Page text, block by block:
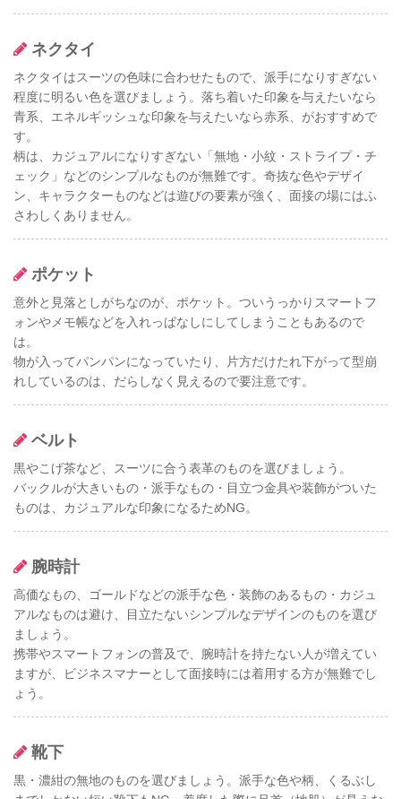
ネクタイ
ネクタイはスーツの色味に合わせたもので、派手になりすぎない
程度に明るい色を選びましょう。落ち着いた印象を与えたいなら
青系、エネルギッシュな印象を与えたいなら赤系、がおすすめで
す。
柄は、カジュアルになりすぎない「無地・小紋・ストライプ・チ
ェック」などのシンプルなものが無難です。奇抜な色やデザイ
ン、キャラクターものなどは遊びの要素が強く、面接の場にはふ
さわしくありません。
ポケット
意外と見落としがちなのが、ポケット。ついうっかりスマートフ
ォンやメモ帳などを入れっぱなしにしてしまうこともあるので
は。
物が入ってパンパンになっていたり、片方だけたれ下がって型崩
れしているのは、だらしなく見えるので要注意です。
ベルト
黒やこげ茶など、スーツに合う表革のものを選びましょう。
バックルが大きいもの・派手なもの・目立つ金具や装飾がついた
ものは、カジュアルな印象になるためNG。
腕時計
高価なもの、ゴールドなどの派手な色・装飾のあるもの・カジュ
アルなものは避け、目立たないシンプルなデザインのものを選び
ましょう。
携帯やスマートフォンの普及で、腕時計を持たない人が増えてい
ますが、ビジネスマナーとして面接時には着用する方が無難でし
ょう。
靴下
黒・濃紺の無地のものを選びましょう。派手な色や柄、くるぶし